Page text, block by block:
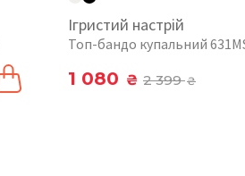
Ігристий настрій
Топ-бандо купальний
1 080 ₴ 2 399₴